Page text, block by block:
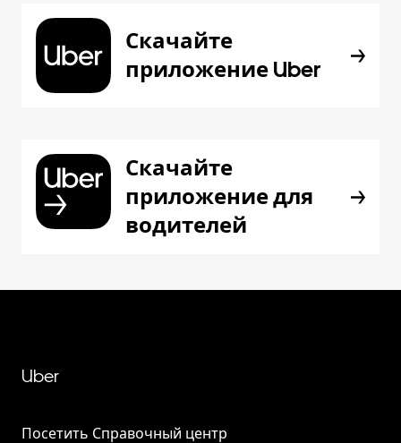
Скачайте
приложение Uber
Скачайте
приложение для
водителей
Uber
Посетить Справочный центр